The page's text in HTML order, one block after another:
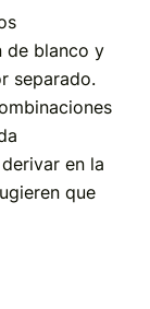
de blanco y
separado.
en la
que